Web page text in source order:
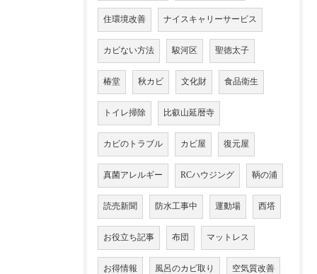
住環境改善 ナイスキャリーサービス
カビない方法 駿河区 聖徳太子
椿堂 秋カビ 文化財 食品衛生
トイレ掃除 比叡山延暦寺
カビのトラブル カビ屋 復元屋
真菌アレルギー RCハウジング 鞆の浦
読売新聞 防水工事中 運動場 西塔
お役立ち記事 布団 マットレス
お得情報 風呂のカビ取り 空気質改善